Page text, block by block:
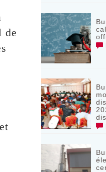
de